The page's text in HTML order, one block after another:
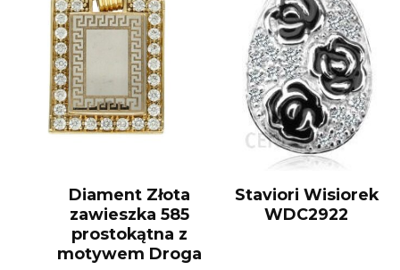
Diament Złota
zawieszka 585
prostokątna z
motywem Droga
Staviori Wisiorek
WDC2922